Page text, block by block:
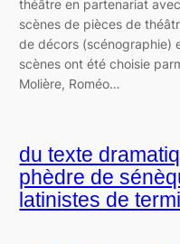
théâtre en partenariat
scènes de pièces de
de décors (scénographie)
scènes ont été choisie
Molière, Roméo…
du texte
phèdre de
latinistes de